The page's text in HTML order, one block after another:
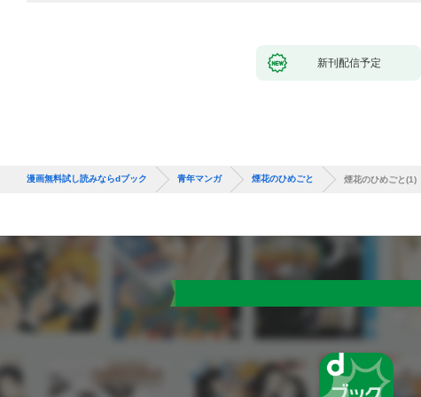
新刊配信予定
漫画無料試し読みならdブック 青年マンガ 煙花のひめごと 煙花のひめごと(1)